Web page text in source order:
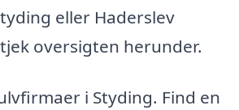
eller Haderslev
oversigten herunder.
i Styding. Find en